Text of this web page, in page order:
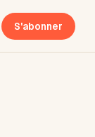
S'abonner